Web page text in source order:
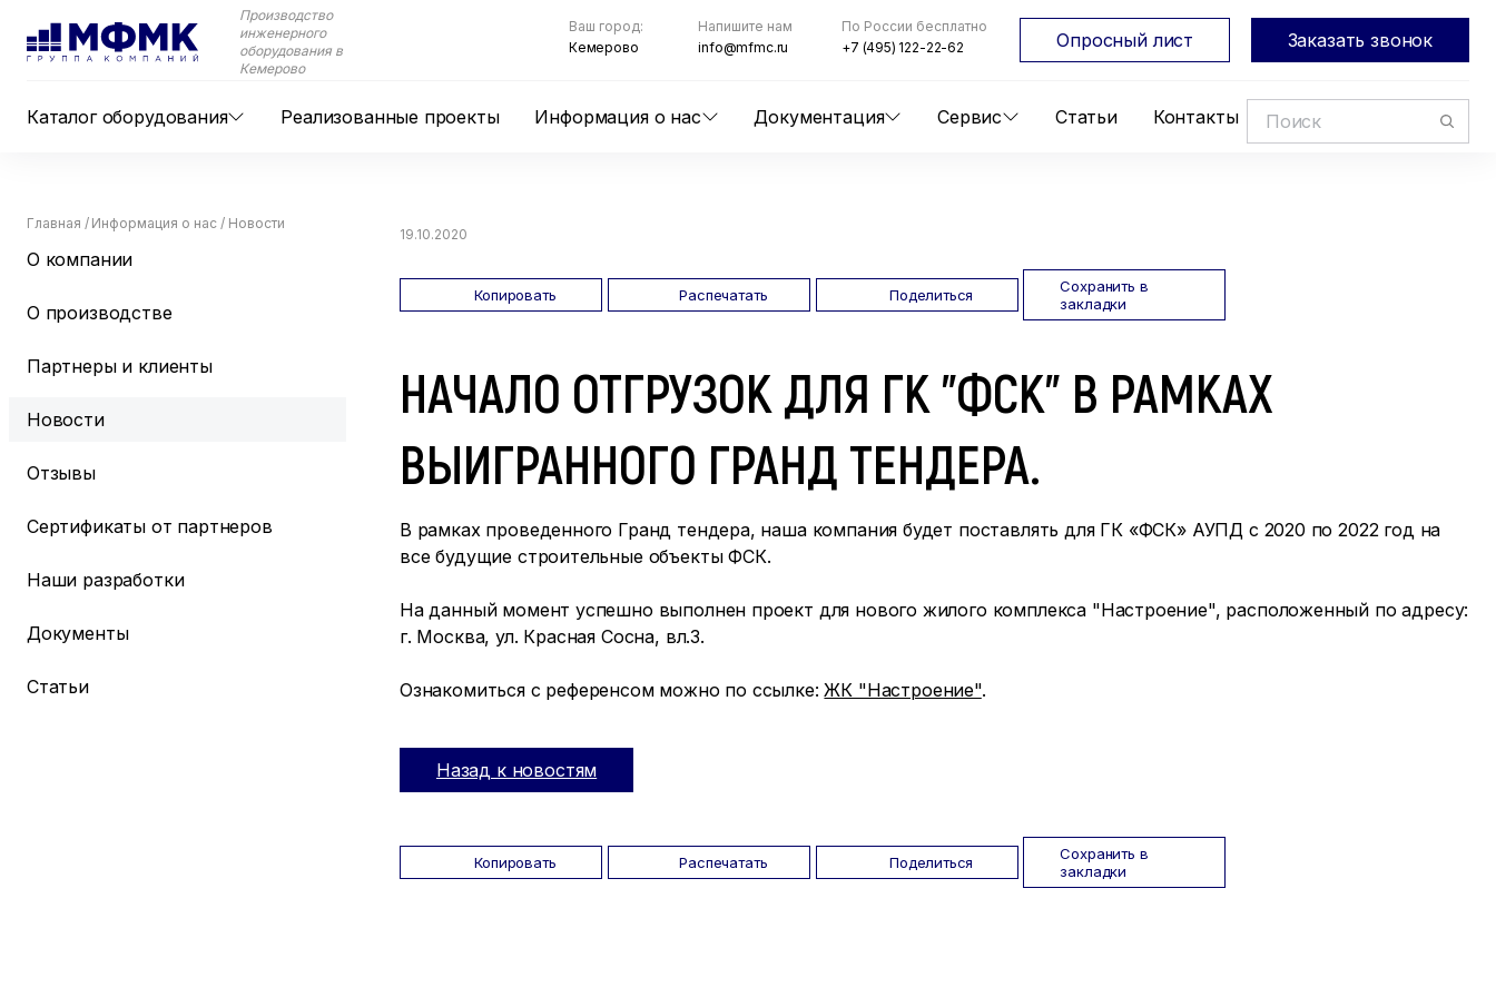
Производство
инженерного
оборудования в
Кемерово
Каталог оборудования Реализованные проекты Информация о нас Документация Сервис Статьи Контакты
Ваш город:
Кемерово
Напишите нам
info@mfmc.ru
По России бесплатно
+7 (495) 122-22-62
Опросный лист Заказать звонок
Главная / Информация о нас / Новости
О компании
О производстве
Партнеры и клиенты
Новости
Отзывы
Сертификаты от партнеров
Наши разработки
Документы
Статьи
19.10.2020
Копировать Распечатать Поделиться
Сохранить в
закладки
НАЧАЛО ОТГРУЗОК ДЛЯ ГК "ФСК" В РАМКАХ
ВЫИГРАННОГО ГРАНД ТЕНДЕРА.
В рамках проведенного Гранд тендера, наша компания будет поставлять для ГК «ФСК» АУПД с 2020 по 2022 год на
все будущие строительные объекты ФСК.
На данный момент успешно выполнен проект для нового жилого комплекса "Настроение", расположенный по адресу:
г. Москва, ул. Красная Сосна, вл.3.
Ознакомиться с референсом можно по ссылке:ЖК "Настроение".
Назад к новостям
Копировать Распечатать Поделиться
Сохранить в
закладки